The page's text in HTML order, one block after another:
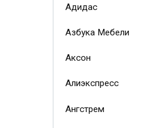
Адидас
Азбука Мебели
Аксон
Алиэкспресс
Ангстрем